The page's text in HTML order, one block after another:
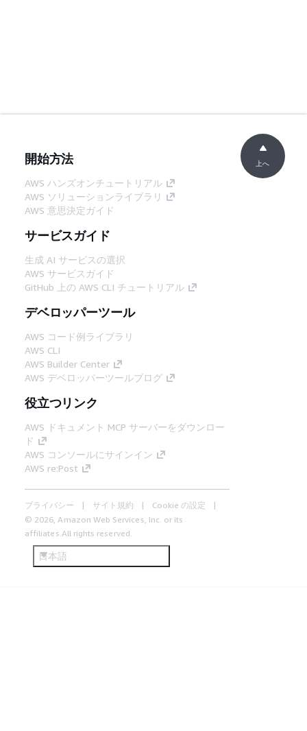
開始方法
AWS ハンズオンチュートリアル
AWS ソリューションライブラリ
AWS 意思決定ガイド
サービスガイド
生成 AI サービスの選択
AWS サービスガイド
GitHub 上の AWS CLI チュートリアル
デベロッパーツール
AWS コード例ライブラリ
AWS CLI
AWS Builder Center
AWS デベロッパーツールブログ
役立つリンク
AWS ドキュメント MCP サーバーをダウンロー
ド
AWS コンソールにサインイン
AWS re:Post
プライバシー サイト規約
Cookie の設定
© 2026, Amazon Web Services, Inc. or its
affiliates.All rights reserved.
日本語
上へ